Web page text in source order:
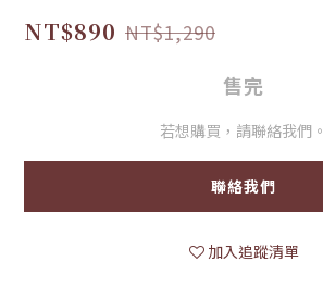
NT$890 NT$1,290
售完
若想購買，請聯絡我們。
聯絡我們
加入追蹤清單